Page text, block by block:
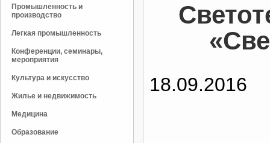
Промышленность и
производство
Легкая промышленность
Конференции, семинары,
мероприятия
Культура и искусство
Жилье и недвижимость
Медицина
Образование
18.09.2016